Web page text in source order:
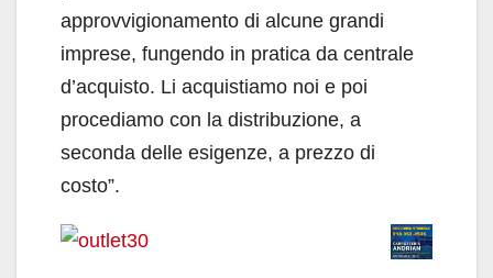
approvvigionamento di alcune grandi
imprese, fungendo in pratica da centrale
d’acquisto. Li acquistiamo noi e poi
procediamo con la distribuzione, a
seconda delle esigenze, a prezzo di
costo”.